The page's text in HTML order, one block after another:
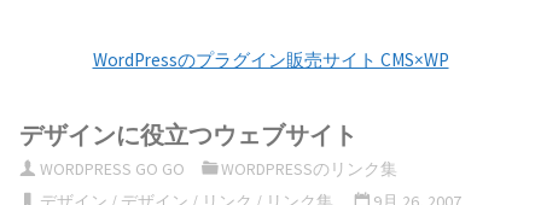
WordPressのプラグイン販売サイト CMS×WP
デザインに役立つウェブサイト
WORDPRESS GO GO
WORDPRESSのリンク集